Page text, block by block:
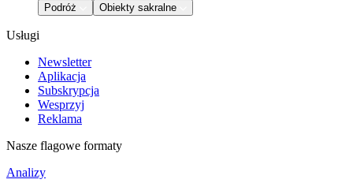
Podróż
Obiekty sakralne
Usługi
Newsletter
Aplikacja
Subskrypcja
Wesprzyj
Reklama
Nasze flagowe formaty
Analizy